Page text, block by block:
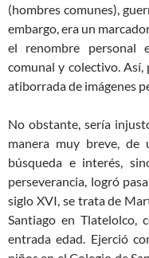
(hombres comunes),
embargo, era un
el renombre personal
comunal y colectivo. Así,
atiborrada de imágenes
No obstante, sería
manera muy breve,
búsqueda e interés,
perseverancia, logró
siglo XVI, se trata de
Santiago en Tlatelolco,
entrada edad. Ejerció